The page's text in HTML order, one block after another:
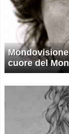
cuore del